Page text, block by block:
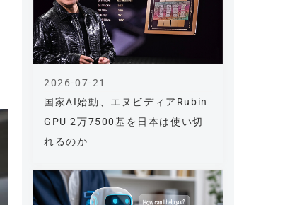
国家AI始動、エヌビディアRubin
GPU 2万7500基を日本は使い切
れるのか
2026-07-21